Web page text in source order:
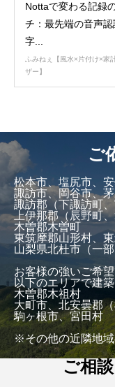
Nottaで変わる記録
チ：最先端の音声認
字...
ふみねぇ【風水×片付け×家
ザー】
ご
松本市、塩尻市、
諏訪市、岡谷市、
諏訪郡（下諏訪町、
上伊那郡（辰野町
木曽郡木曽町
東筑摩郡山形村、
山梨県北杜市（一部
お客様の強いご希
以下のエリアで建
木曽郡木祖村
大町市、北安曇郡
駒ヶ根市、宮田村
※その他の近隣地
ご相